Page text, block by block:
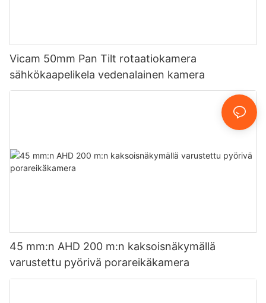
Vicam 50mm Pan Tilt rotaatiokamera
sähkökaapelikela vedenalainen kamera
45 mm:n AHD 200 m:n kaksoisnäkymällä
varustettu pyörivä porareikäkamera